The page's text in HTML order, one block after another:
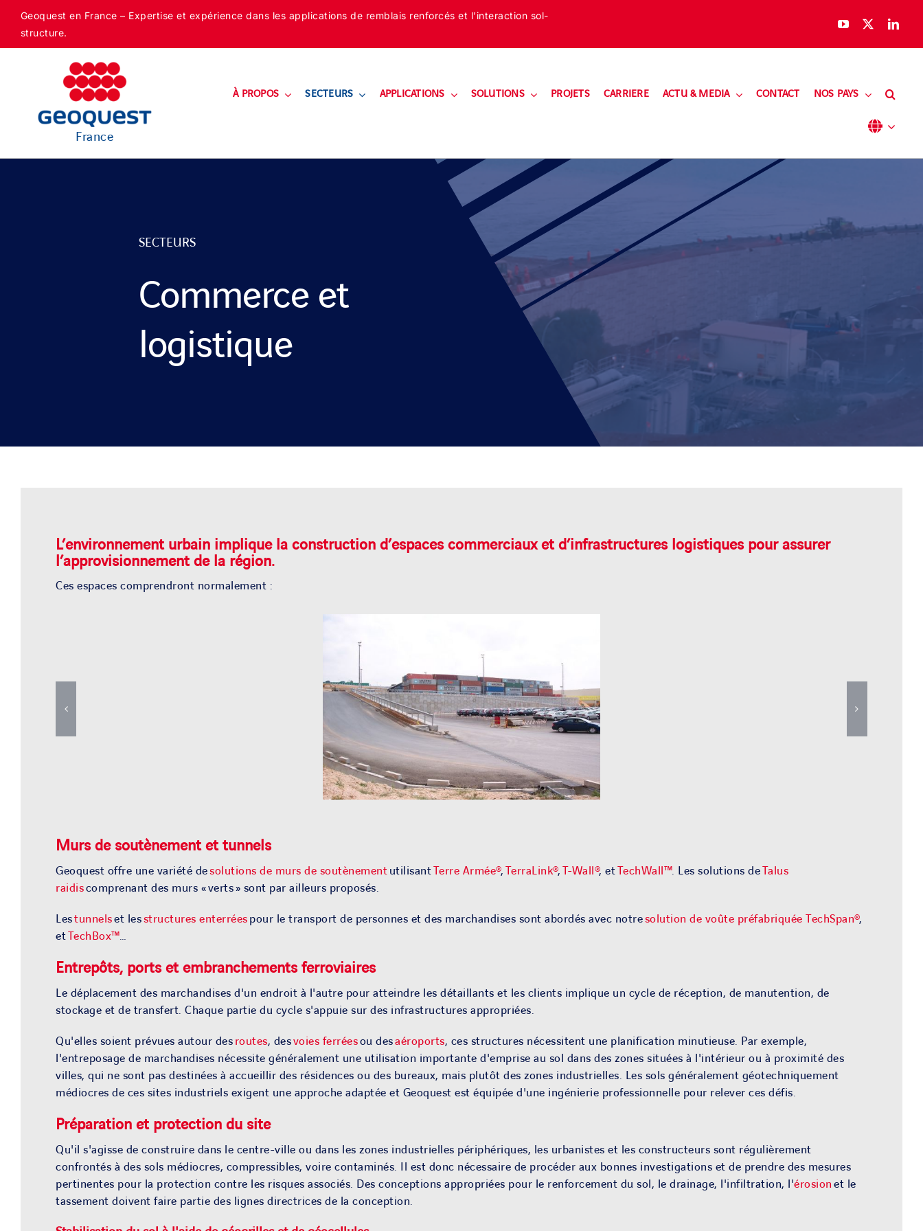
content
Geoquest en France – Expertise et expérience dans les applications de remblais renforcés et l’interaction sol-
structure.
France
À PROPOS SECTEURS APPLICATIONS SOLUTIONS PROJETS CARRIERE ACTU & MEDIA CONTACT NOS PAYS
SECTEURS
Commerce et
logistique
L’environnement urbain implique la construction d’espaces commerciaux et d’infrastructures logistiques pourassurer
l’approvisionnementde la région.
Ces espaces comprendront normalement :
Murs de soutènementettunnels
Geoquest offre une variété desolutions de murs de soutènementutilisantTerre Armée®,TerraLink®,T-Wall®, etTechWall™. Les solutions deTalus
raidiscomprenant des murs « verts » sont par ailleurs proposés.
Lestunnelset lesstructures enterréespour le transport de personnes et des marchandises sont abordés avec notresolution de voûte préfabriquée TechSpan®,
etTechBox™…
Entrepôts, ports et embranchements ferroviaires
Le déplacement des marchandises d'un endroit à l'autre pour atteindre les détaillants et les clients implique un cycle de réception, de manutention, de
stockage et de transfert. Chaque partie du cycle s'appuie sur des infrastructures appropriées.
Qu'elles soient prévues autour desroutes, desvoies ferréesou desaéroports, ces structures nécessitent une planification minutieuse. Par exemple,
l'entreposage de marchandises nécessite généralement une utilisation importante d'emprise au sol dans des zones situées à l'intérieur ou à proximité des
villes, qui ne sont pas destinées à accueillir des résidences ou des bureaux, mais plutôt des zones industrielles. Les sols généralement géotechniquement
médiocres de ces sites industriels exigent une approche adaptée et Geoquest est équipée d'une ingénierie professionnelle pour relever ces défis.
Préparation et protection du site
Qu'il s'agisse de construire dans le centre-ville ou dans les zones industrielles périphériques, les urbanistes et les constructeurs sont régulièrement
confrontés à des sols médiocres, compressibles, voire contaminés. Il est donc nécessaire de procéder aux bonnes investigations et de prendre des mesures
pertinentes pour la protection contre les risques associés. Des conceptions appropriées pour le renforcement du sol, le drainage, l'infiltration, l'érosionet le
tassement doivent faire partie des lignes directrices de la conception.